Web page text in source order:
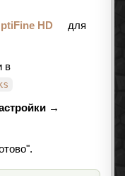
HD
для
в
→